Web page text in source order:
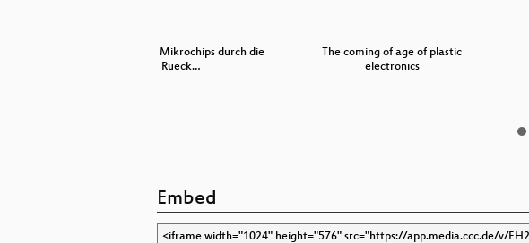
Angriffe auf Mikrochips durch die
Rueck…
The coming of age of plastic
electronics
Embed